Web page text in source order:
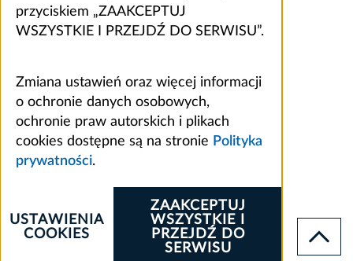
przyciskiem „ZAAKCEPTUJ
WSZYSTKIE I PRZEJDŹ DO SERWISU”.
Zmiana ustawień oraz więcej informacji
o ochronie danych osobowych,
ochronie praw autorskich i plikach
cookies dostępne są na stronie Polityka
prywatności.
ZAAKCEPTUJ
WSZYSTKIE I
PRZEJDŹ DO
SERWISU
USTAWIENIA
COOKIES